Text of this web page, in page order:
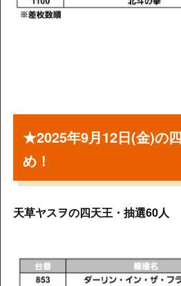
★2025年9月12日(金)の
め！
天草ヤスヲの四天王・抽選60人